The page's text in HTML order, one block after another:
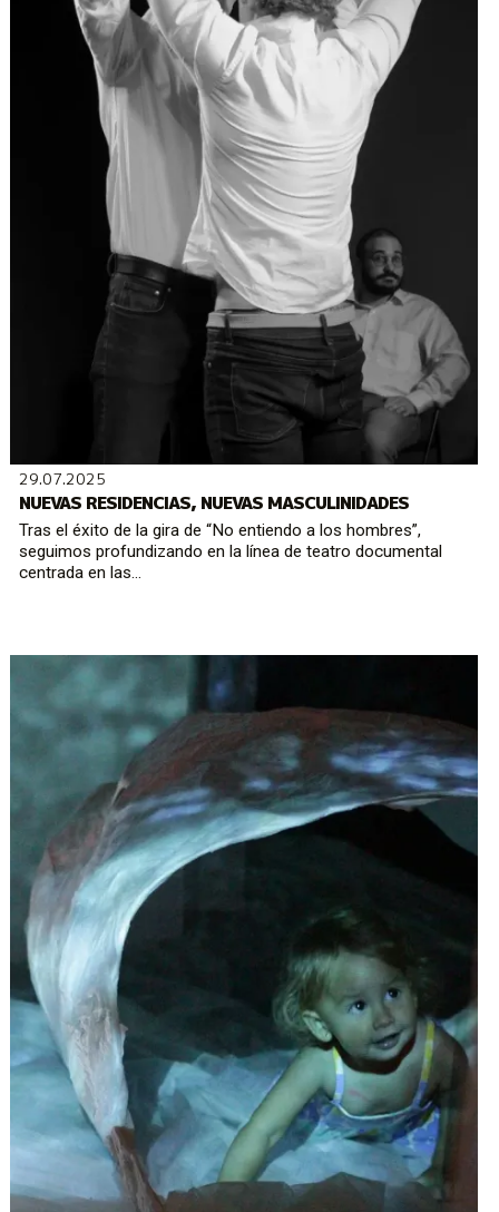
29.07.2025
NUEVAS RESIDENCIAS, NUEVAS MASCULINIDADES
Tras el éxito de la gira de “No entiendo a los hombres”,
seguimos profundizando en la línea de teatro documental
centrada en las...